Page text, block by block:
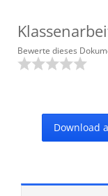
Bewerte dieses
Download